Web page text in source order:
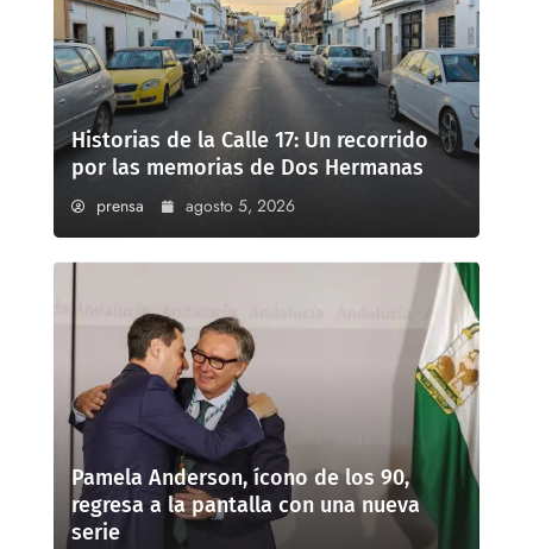
Historias de la Calle 17: Un recorrido
por las memorias de Dos Hermanas
prensa agosto 5, 2026
Pamela Anderson, ícono de los 90,
regresa a la pantalla con una nueva
serie